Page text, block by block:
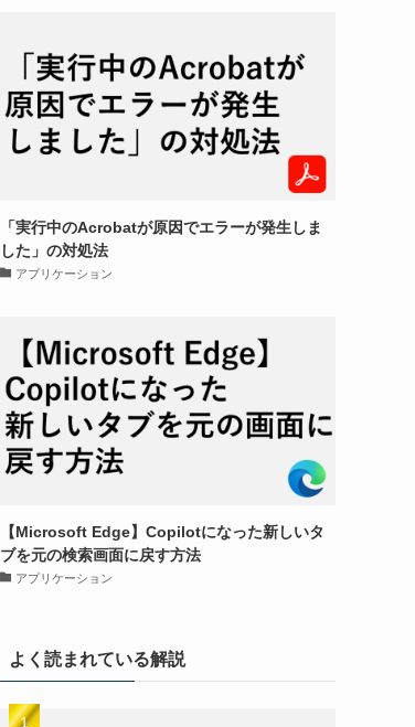
「実行中のAcrobatが原因でエラーが発生しま
した」の対処法
アプリケーション
【Microsoft Edge】Copilotになった新しいタ
ブを元の検索画面に戻す方法
アプリケーション
よく読まれている解説